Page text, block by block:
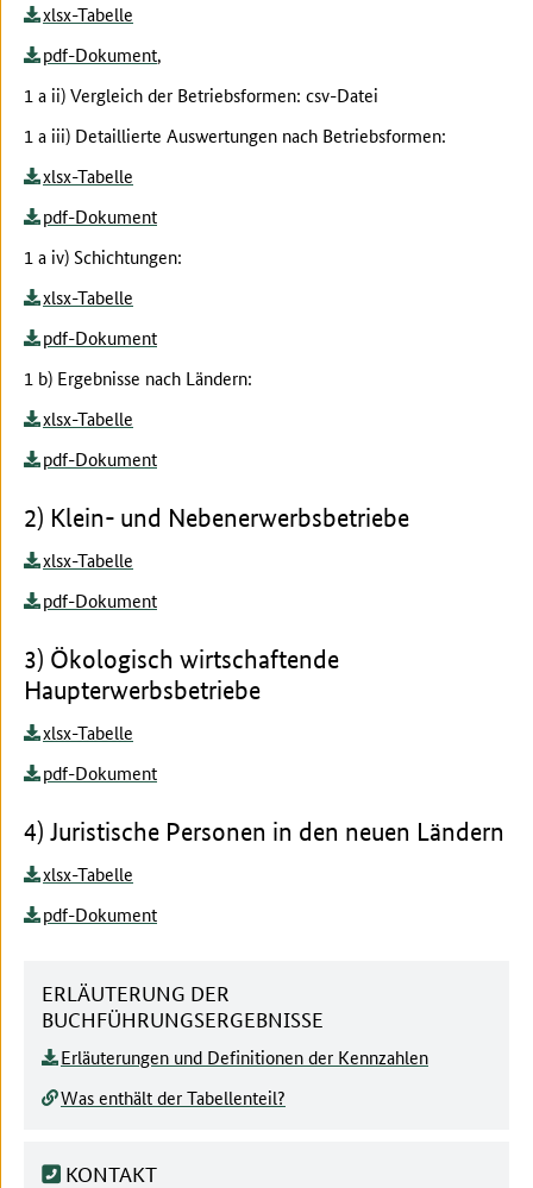
xlsx-Tabelle
pdf-Dokument,
1 a ii) Vergleich der Betriebsformen: csv-Datei
1 a iii) Detaillierte Auswertungen nach Betriebsformen:
xlsx-Tabelle
pdf-Dokument
1 a iv) Schichtungen:
xlsx-Tabelle
pdf-Dokument
1 b) Ergebnisse nach Ländern:
xlsx-Tabelle
pdf-Dokument
2) Klein- und Nebenerwerbsbetriebe
xlsx-Tabelle
pdf-Dokument
3) Ökologisch wirtschaftende
Haupterwerbsbetriebe
xlsx-Tabelle
pdf-Dokument
4) Juristische Personen in den neuen Ländern
xlsx-Tabelle
pdf-Dokument
ERLÄUTERUNG DER
BUCHFÜHRUNGSERGEBNISSE
Erläuterungen und Definitionen der Kennzahlen
Was enthält der Tabellenteil?
KONTAKT